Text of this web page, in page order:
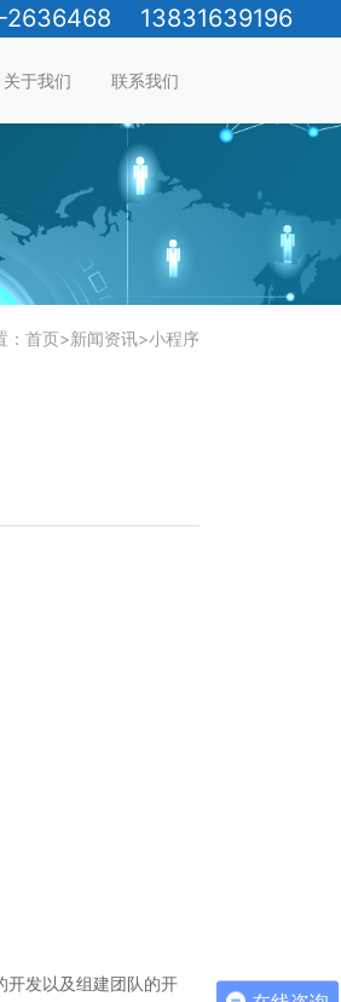
2636468 13831639196
关于我们 联系我们
首页>新闻资讯>小程序
开发以及组建团队的开